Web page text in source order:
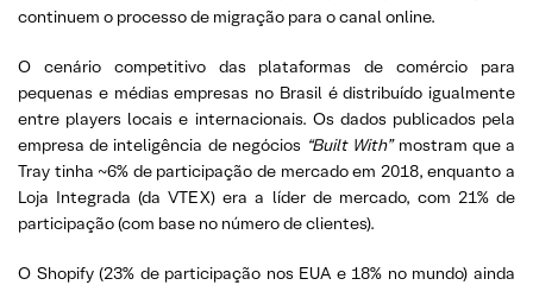
continuem o processo de migração para o canal online.
O cenário competitivo das plataformas de comércio para
pequenas e médias empresas no Brasil é distribuído igualmente
entre players locais e internacionais. Os dados publicados pela
empresa de inteligência de negócios “Built With”mostram que a
Tray tinha ~6% de participação de mercado em 2018, enquanto a
Loja Integrada (da VTEX) era a líder de mercado, com 21% de
participação (com base no número de clientes).
O Shopify (23% de participação nos EUA e 18% no mundo) ainda